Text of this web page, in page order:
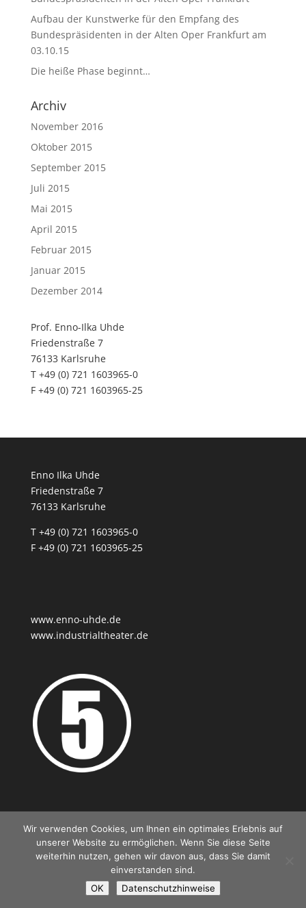
Aufbau der Kunstwerke für den Empfang des
Bundespräsidenten in der Alten Oper Frankfurt am
03.10.15
Die heiße Phase beginnt…
Archiv
November 2016
Oktober 2015
September 2015
Juli 2015
Mai 2015
April 2015
Februar 2015
Januar 2015
Dezember 2014
Prof. Enno-Ilka Uhde
Friedenstraße 7
76133 Karlsruhe
T +49 (0) 721 1603965-0
F +49 (0) 721 1603965-25
Enno Ilka Uhde
Friedenstraße 7
76133 Karlsruhe
T +49 (0) 721 1603965-0
F +49 (0) 721 1603965-25
www.enno-uhde.de
www.industrialtheater.de
Kontakt Impressum Datenschutz
© Prof. Enno-Ilka Uhde
Wir verwenden Cookies, um Ihnen ein optimales Erlebnis auf
unserer Website zu ermöglichen. Wenn Sie diese Seite
weiterhin nutzen, gehen wir davon aus, dass Sie damit
einverstanden sind.
OK
Datenschutzhinweise